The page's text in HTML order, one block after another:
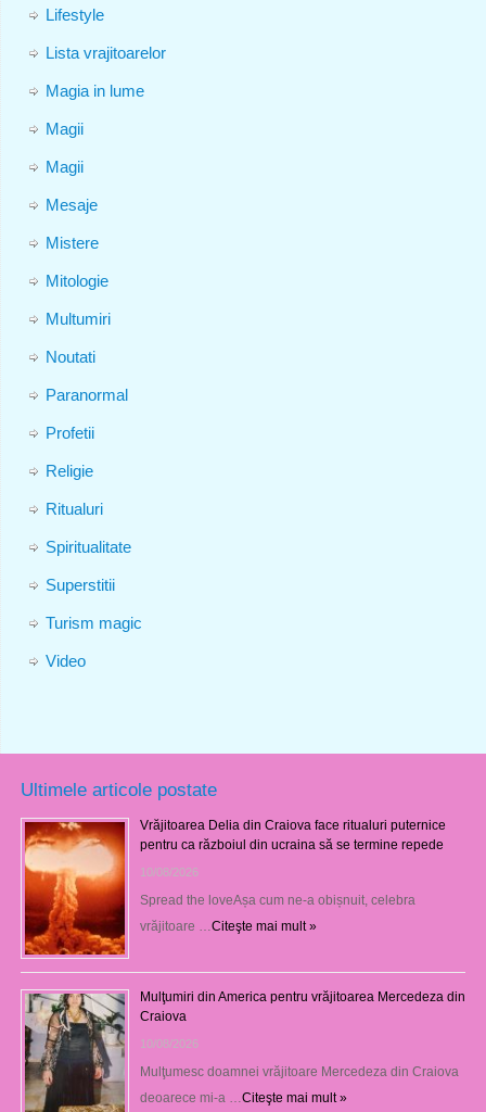
Lifestyle
Lista vrajitoarelor
Magia in lume
Magii
Magii
Mesaje
Mistere
Mitologie
Multumiri
Noutati
Paranormal
Profetii
Religie
Ritualuri
Spiritualitate
Superstitii
Turism magic
Video
Ultimele articole postate
Vrăjitoarea Delia din Craiova face ritualuri puternice
pentru ca războiul din ucraina să se termine repede
10/08/2026
Spread the loveAșa cum ne-a obișnuit, celebra
vrăjitoare … Citeşte mai mult »
Mulţumiri din America pentru vrăjitoarea Mercedeza din
Craiova
10/08/2026
Mulţumesc doamnei vrăjitoare Mercedeza din Craiova
deoarece mi-a … Citeşte mai mult »